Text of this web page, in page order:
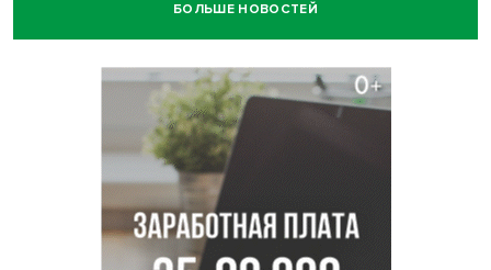
Покрытие рулежных дорожек обновили в аэропорту
В Новосибирске зафиксирован рост заболеваемости
энтеровирусной инфекцией
В Новосибирске осудили внука за продажу дедова ружья
псевдо-мигранту
БОЛЬШЕ НОВОСТЕЙ